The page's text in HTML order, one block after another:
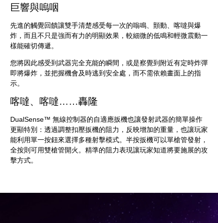
巨響與嗚咽
先進的觸覺回饋讓雙手清楚感受每一次的嗡鳴、顫動、喀噠與爆
炸，而且不只是強而有力的明顯效果，較細微的低鳴和輕微震動一
樣能確切傳遞。
您將因此感受到武器完全充能的瞬間，或是察覺到附近有定時炸彈
即將爆炸，並把握機會及時逃到安全處，而不需依賴畫面上的指
示。
喀噠、喀噠……轟隆
DualSense™ 無線控制器的自適應扳機也讓發射武器的簡單操作
更顯特別：透過調整扣壓扳機的阻力，反映增加的重量，也讓玩家
能利用單一按鈕來選擇多種射擊模式。半按扳機可以單槍管發射，
全按則可用雙槍管開火。精準的阻力表現讓玩家知道將要施展的攻
擊方式。